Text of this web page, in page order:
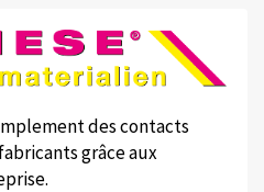
des contacts
grâce aux